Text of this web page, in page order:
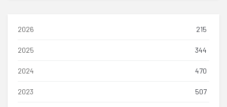
2026 215
2025 344
2024 470
2023 507